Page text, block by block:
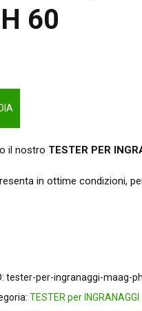
60
il nostro TESTER PER
in ottime condizioni,
tester-per-ingranaggi-maag-
TESTER per INGRANAGGI